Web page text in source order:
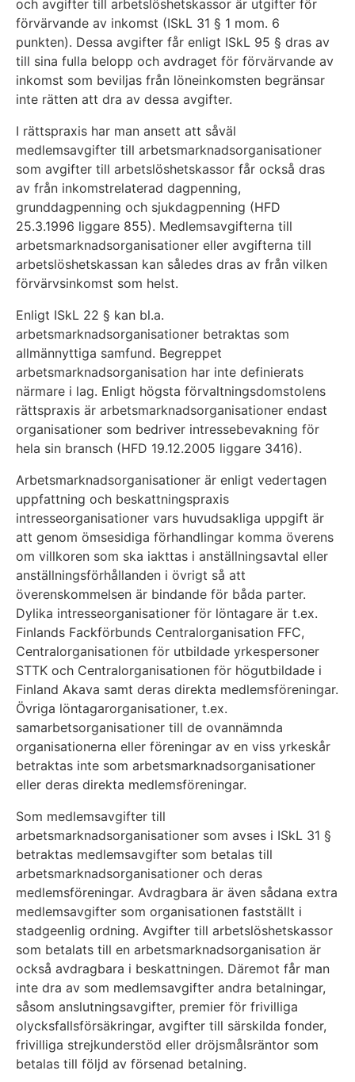
och avgifter till arbetslöshetskassor är utgifter för
förvärvande av inkomst (ISkL 31 § 1 mom. 6
punkten). Dessa avgifter får enligt ISkL 95 § dras av
till sina fulla belopp och avdraget för förvärvande av
inkomst som beviljas från löneinkomsten begränsar
inte rätten att dra av dessa avgifter.
I rättspraxis har man ansett att såväl
medlemsavgifter till arbetsmarknadsorganisationer
som avgifter till arbetslöshetskassor får också dras
av från inkomstrelaterad dagpenning,
grunddagpenning och sjukdagpenning (HFD
25.3.1996 liggare 855). Medlemsavgifterna till
arbetsmarknadsorganisationer eller avgifterna till
arbetslöshetskassan kan således dras av från vilken
förvärvsinkomst som helst.
Enligt ISkL 22 § kan bl.a.
arbetsmarknadsorganisationer betraktas som
allmännyttiga samfund. Begreppet
arbetsmarknadsorganisation har inte definierats
närmare i lag. Enligt högsta förvaltningsdomstolens
rättspraxis är arbetsmarknadsorganisationer endast
organisationer som bedriver intressebevakning för
hela sin bransch (HFD 19.12.2005 liggare 3416).
Arbetsmarknadsorganisationer är enligt vedertagen
uppfattning och beskattningspraxis
intresseorganisationer vars huvudsakliga uppgift är
att genom ömsesidiga förhandlingar komma överens
om villkoren som ska iakttas i anställningsavtal eller
anställningsförhållanden i övrigt så att
överenskommelsen är bindande för båda parter.
Dylika intresseorganisationer för löntagare är t.ex.
Finlands Fackförbunds Centralorganisation FFC,
Centralorganisationen för utbildade yrkespersoner
STTK och Centralorganisationen för högutbildade i
Finland Akava samt deras direkta medlemsföreningar.
Övriga löntagarorganisationer, t.ex.
samarbetsorganisationer till de ovannämnda
organisationerna eller föreningar av en viss yrkeskår
betraktas inte som arbetsmarknadsorganisationer
eller deras direkta medlemsföreningar.
Som medlemsavgifter till
arbetsmarknadsorganisationer som avses i ISkL 31 §
betraktas medlemsavgifter som betalas till
arbetsmarknadsorganisationer och deras
medlemsföreningar. Avdragbara är även sådana extra
medlemsavgifter som organisationen fastställt i
stadgeenlig ordning. Avgifter till arbetslöshetskassor
som betalats till en arbetsmarknadsorganisation är
också avdragbara i beskattningen. Däremot får man
inte dra av som medlemsavgifter andra betalningar,
såsom anslutningsavgifter, premier för frivilliga
olycksfallsförsäkringar, avgifter till särskilda fonder,
frivilliga strejkunderstöd eller dröjsmålsräntor som
betalas till följd av försenad betalning.